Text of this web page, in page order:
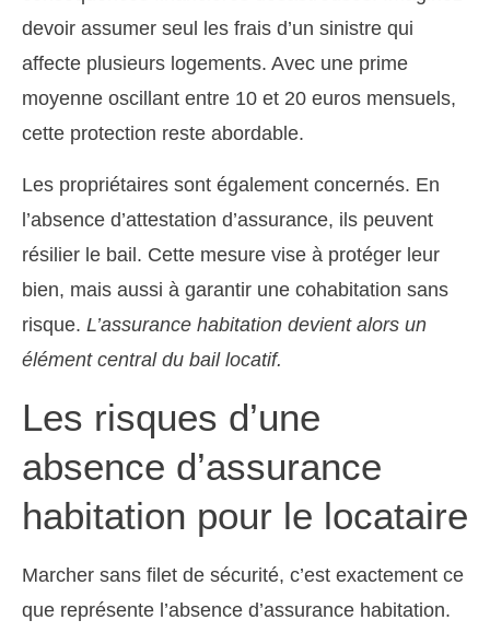
devoir assumer seul les frais d’un sinistre qui
affecte plusieurs logements. Avec une prime
moyenne oscillant entre 10 et 20 euros mensuels,
cette protection reste abordable.
Les propriétaires sont également concernés. En
l’absence d’attestation d’assurance, ils peuvent
résilier le bail. Cette mesure vise à protéger leur
bien, mais aussi à garantir une cohabitation sans
risque. L’assurance habitation devient alors un
élément central du bail locatif.
Les risques d’une
absence d’assurance
habitation pour le locataire
Marcher sans filet de sécurité, c’est exactement ce
que représente l’absence d’assurance habitation.